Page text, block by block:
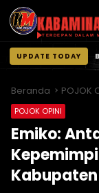
TERDEPAN DALAM
UPDATE TODAY
konten
Beranda POJOK
POJOK OPINI
Emiko: